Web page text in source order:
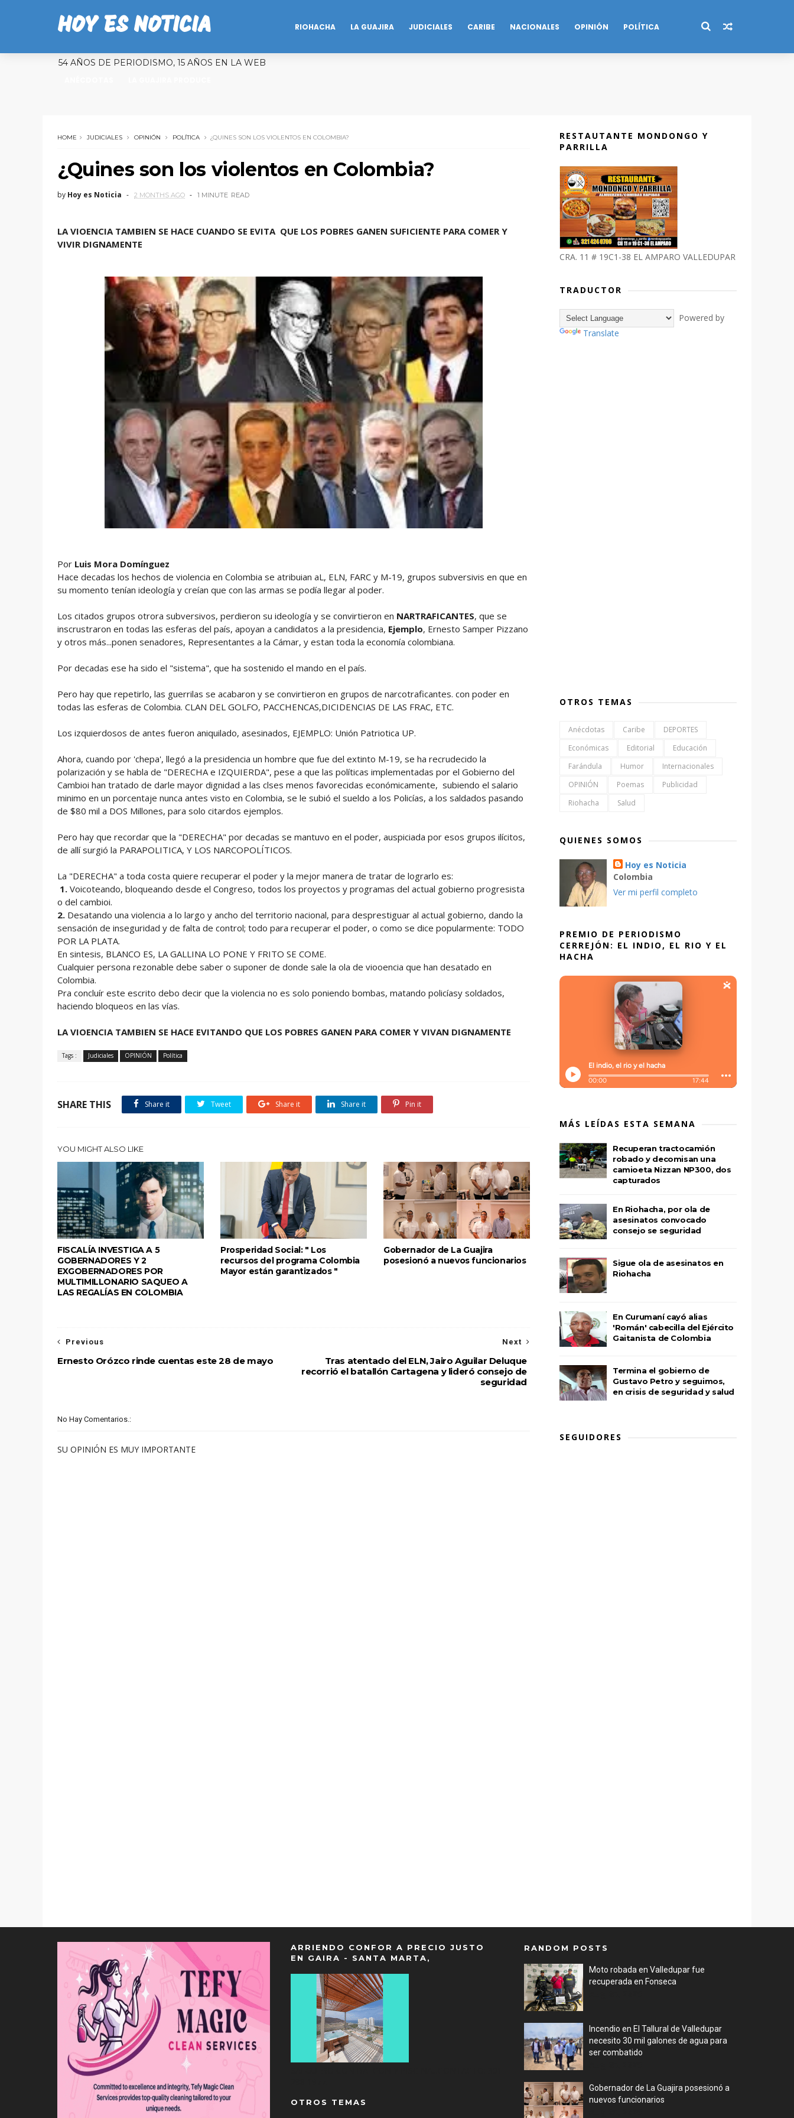
HOY ES NOTICIA
54 AÑOS DE PERIODISMO, 15 AÑOS EN LA WEB
RIOHACHA LA GUAJIRA JUDICIALES CARIBE NACIONALES OPINIÓN POLÍTICA
HOME JUDICIALES OPINIÓN POLÍTICA ¿QUINES SON LOS VIOLENTOS EN COLOMBIA?
¿Quines son los violentos en Colombia?
by Hoy es Noticia 2 MONTHS AGO 1 MINUTE READ
LA VIOENCIA TAMBIEN SE HACE CUANDO SE EVITA QUE LOS POBRES GANEN SUFICIENTE PARA COMER Y
VIVIR DIGNAMENTE
Por Luis Mora Domínguez
Hace decadas los hechos de violencia en Colombia se atribuian aL, ELN, FARC y M-19, grupos subversivis en que en
su momento tenían ideología y creían que con las armas se podía llegar al poder.
Los citados grupos otrora subversivos, perdieron su ideología y se convirtieron en NARTRAFICANTES, que se
inscrustraron en todas las esferas del país, apoyan a candidatos a la presidencia, Ejemplo, Ernesto Samper Pizzano
y otros más...ponen senadores, Representantes a la Cámar, y estan toda la economía colombiana.
Por decadas ese ha sido el "sistema", que ha sostenido el mando en el país.
Pero hay que repetirlo, las guerrilas se acabaron y se convirtieron en grupos de narcotraficantes. con poder en
todas las esferas de Colombia. CLAN DEL GOLFO, PACCHENCAS,DICIDENCIAS DE LAS FRAC, ETC.
Los izquierdosos de antes fueron aniquilado, asesinados, EJEMPLO: Unión Patriotica UP.
Ahora, cuando por 'chepa', llegó a la presidencia un hombre que fue del extinto M-19, se ha recrudecido la
polarización y se habla de "DERECHA e IZQUIERDA", pese a que las políticas implementadas por el Gobierno del
Cambioi han tratado de darle mayor dignidad a las clses menos favorecidas económicamente, subiendo el salario
minimo en un porcentaje nunca antes visto en Colombia, se le subió el sueldo a los Policías, a los saldados pasando
de $80 mil a DOS Millones, para solo citardos ejemplos.
Pero hay que recordar que la "DERECHA" por decadas se mantuvo en el poder, auspiciada por esos grupos ilícitos,
de allí surgió la PARAPOLITICA, Y LOS NARCOPOLÍTICOS.
La "DERECHA" a toda costa quiere recuperar el poder y la mejor manera de tratar de lograrlo es:
1. Voicoteando, bloqueando desde el Congreso, todos los proyectos y programas del actual gobierno progresista
o del cambioi.
2. Desatando una violencia a lo largo y ancho del territorio nacional, para desprestiguar al actual gobierno, dando la
sensación de inseguridad y de falta de control; todo para recuperar el poder, o como se dice popularmente: TODO
POR LA PLATA.
En sintesis, BLANCO ES, LA GALLINA LO PONE Y FRITO SE COME.
Cualquier persona rezonable debe saber o suponer de donde sale la ola de viooencia que han desatado en
Colombia.
Pra concluír este escrito debo decir que la violencia no es solo poniendo bombas, matando policíasy soldados,
haciendo bloqueos en las vías.
LA VIOENCIA TAMBIEN SE HACE EVITANDO QUE LOS POBRES GANEN PARA COMER Y VIVAN DIGNAMENTE
Tags : Judiciales OPINIÓN Política
SHARE THIS Share it Tweet Share it Share it Pin it
YOU MIGHT ALSO LIKE
FISCALÍA INVESTIGA A 5
GOBERNADORES Y 2
EXGOBERNADORES POR
MULTIMILLONARIO SAQUEO A
LAS REGALÍAS EN COLOMBIA
Prosperidad Social: " Los
recursos del programa Colombia
Mayor están garantizados "
Gobernador de La Guajira
posesionó a nuevos funcionarios
Next
Tras atentado del ELN, Jairo Aguilar Deluque
recorrió el batallón Cartagena y lideró consejo de
seguridad
Previous
Ernesto Orózco rinde cuentas este 28 de mayo
No Hay Comentarios.:
SU OPINIÓN ES MUY IMPORTANTE
RESTAUTANTE MONDONGO Y
PARRILLA
CRA. 11 # 19C1-38 EL AMPARO VALLEDUPAR
TRADUCTOR
Powered by
Translate
OTROS TEMAS
Anécdotas Caribe
DEPORTES
Económicas
Editorial
Educación
Farándula
Humor
Internacionales
OPINIÓN
Poemas
Publicidad
Riohacha
Salud
QUIENES SOMOS
Hoy es Noticia
Colombia
Ver mi perfil completo
PREMIO DE PERIODISMO
CERREJÓN: EL INDIO, EL RIO Y EL
HACHA
MÁS LEÍDAS ESTA SEMANA
Recuperan tractocamión
robado y decomisan una
camioeta Nizzan NP300, dos
capturados
En Riohacha, por ola de
asesinatos convocado
consejo se seguridad
Sigue ola de asesinatos en
Riohacha
En Curumaní cayó alias
'Román' cabecilla del Ejército
Gaitanista de Colombia
Termina el gobierno de
Gustavo Petro y seguimos,
en crisis de seguridad y salud
SEGUIDORES
ARRIENDO CONFOR A PRECIO JUSTO
EN GAIRA - SANTA MARTA,
OTROS TEMAS
RANDOM POSTS
Moto robada en Valledupar fue
recuperada en Fonseca
Incendio en El Tallural de Valledupar
necesito 30 mil galones de agua para
ser combatido
Gobernador de La Guajira posesionó a
nuevos funcionarios